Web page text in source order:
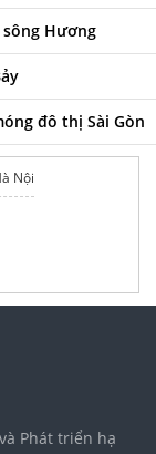
Hương
đô thị Sài Gòn
Nội
Phát triển hạ